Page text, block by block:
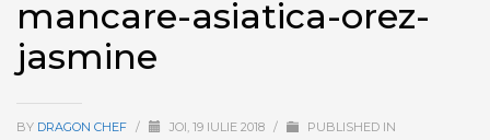
mancare-asiatica-orez-
jasmine
BY DRAGON CHEF / JOI, 19 IULIE 2018 / PUBLISHED IN